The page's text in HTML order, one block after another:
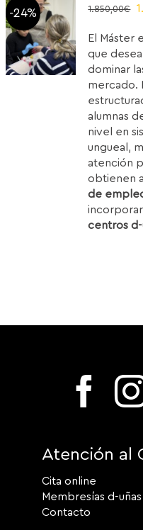
-24% 1.850,00€
El Máster
que
dominar
mercado.
alumnas
nivel en
ungueal,
atención
obtienen
de
centros d-
Atención al
Cita online
Membresías d-uñas
Contacto